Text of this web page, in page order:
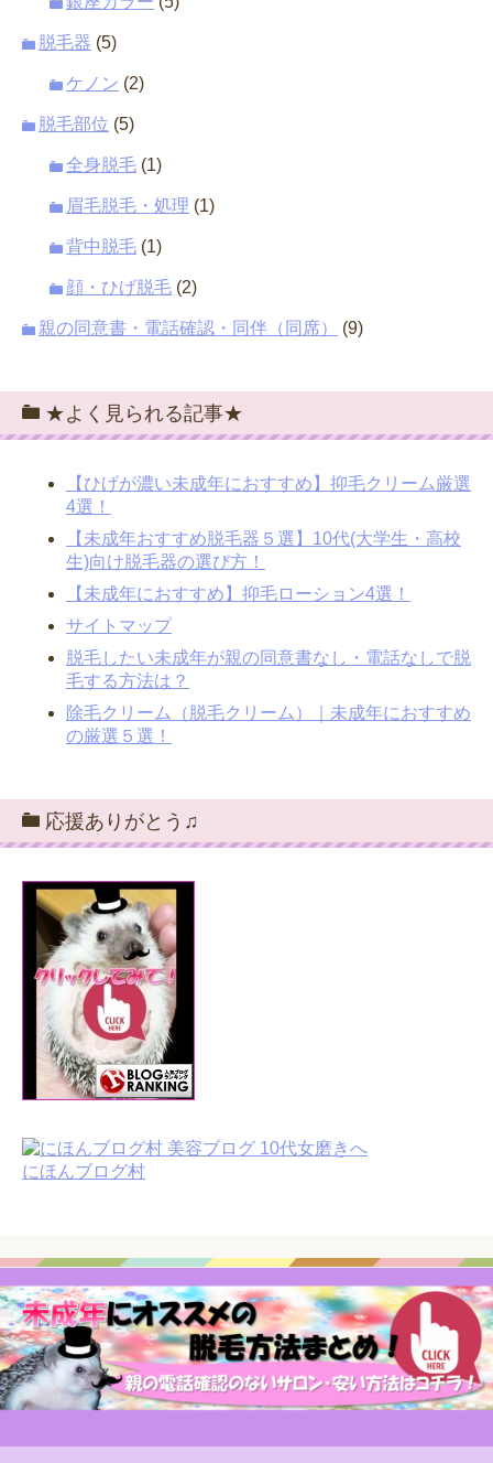
脱毛器 (5)
ケノン (2)
脱毛部位 (5)
全身脱毛 (1)
眉毛脱毛・処理 (1)
背中脱毛 (1)
顔・ひげ脱毛 (2)
親の同意書・電話確認・同伴（同席） (9)
★よく見られる記事★
【ひげが濃い未成年におすすめ】抑毛クリーム厳選
4選！
【未成年おすすめ脱毛器５選】10代(大学生・高校
生)向け脱毛器の選び方！
【未成年におすすめ】抑毛ローション4選！
サイトマップ
脱毛したい未成年が親の同意書なし・電話なしで脱
毛する方法は？
除毛クリーム（脱毛クリーム）｜未成年におすすめ
の厳選５選！
応援ありがとう♫
にほんブログ村